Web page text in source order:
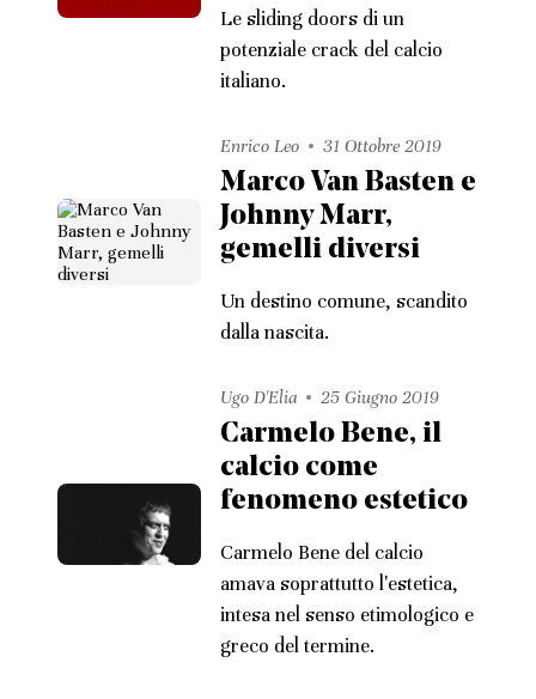
Le sliding doors di un
potenziale crack del calcio
italiano.
Enrico Leo 31 Ottobre 2019
Marco Van Basten e
Johnny Marr,
gemelli diversi
Un destino comune, scandito
dalla nascita.
Ugo D'Elia 25 Giugno 2019
Carmelo Bene, il
calcio come
fenomeno estetico
Carmelo Bene del calcio
amava soprattutto l'estetica,
intesa nel senso etimologico e
greco del termine.